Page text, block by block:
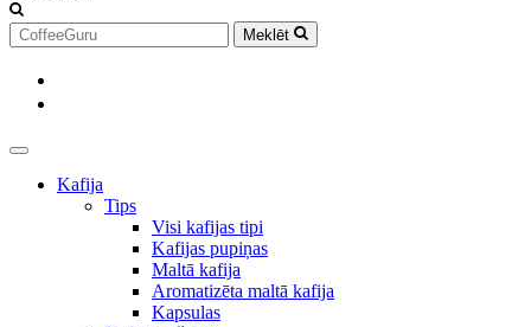
Meklēt
Kafija
Tips
Visi kafijas tipi
Kafijas pupiņas
Maltā kafija
Aromatizēta maltā kafija
Kapsulas